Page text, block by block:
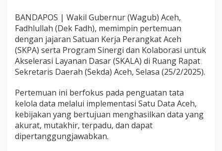
BANDAPOS | Wakil Gubernur (Wagub) Aceh,
Fadhlullah (Dek Fadh), memimpin pertemuan
dengan jajaran Satuan Kerja Perangkat Aceh
(SKPA) serta Program Sinergi dan Kolaborasi untuk
Akselerasi Layanan Dasar (SKALA) di Ruang Rapat
Sekretaris Daerah (Sekda) Aceh, Selasa (25/2/2025).
Pertemuan ini berfokus pada penguatan tata
kelola data melalui implementasi Satu Data Aceh,
kebijakan yang bertujuan menghasilkan data yang
akurat, mutakhir, terpadu, dan dapat
dipertanggungjawabkan.